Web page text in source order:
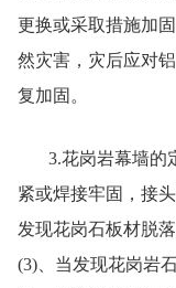
更换或采取措施加
然灾害，灾后应对
复加固。
3.花岗岩幕墙的
紧或焊接牢固，接
发现花岗石板材脱
(3)、当发现花岗岩